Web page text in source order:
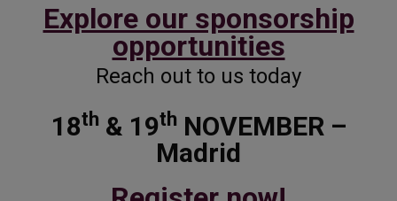
Explore our sponsorship
opportunities
Reach out to us today
18th & 19th NOVEMBER –
Madrid